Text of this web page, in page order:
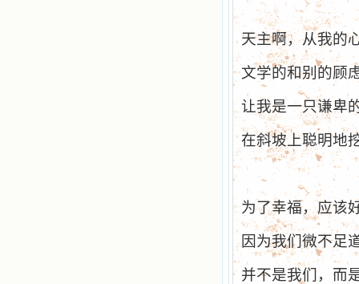
天主啊，从我的
文学的和别的顾
让我是一只谦卑
在斜坡上聪明地
为了幸福，应该
因为我们微不足
并不是我们，而